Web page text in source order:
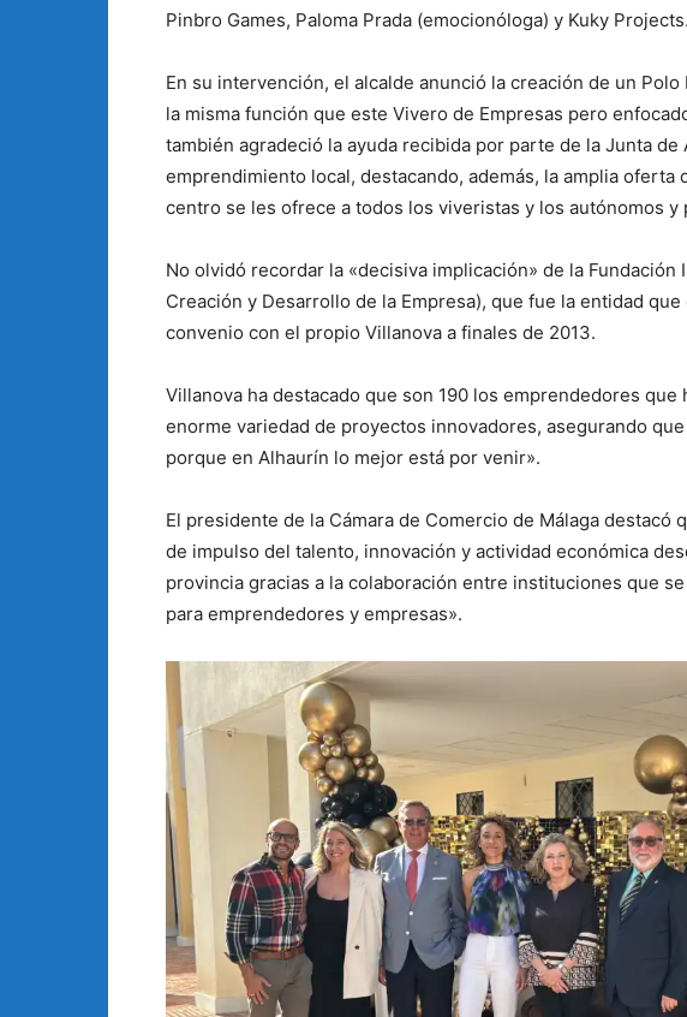
Pinbro Games, Paloma Prada (emocionóloga) y Kuky Projects.
En su intervención, el alcalde anunció la creación de un
la misma función que este Vivero de Empresas pero
también agradeció la ayuda recibida por parte de la Junta de
emprendimiento local, destacando, además, la amplia
centro se les ofrece a todos los viveristas y los autónomos y
No olvidó recordar la «decisiva implicación» de la Fundación
Creación y Desarrollo de la Empresa), que fue la entidad
convenio con el propio Villanova a finales de 2013.
Villanova ha destacado que son 190 los emprendedores que
enorme variedad de proyectos innovadores, asegurando
porque en Alhaurín lo mejor está por venir».
El presidente de la Cámara de Comercio de Málaga destacó
de impulso del talento, innovación y actividad económica
provincia gracias a la colaboración entre instituciones que
para emprendedores y empresas».